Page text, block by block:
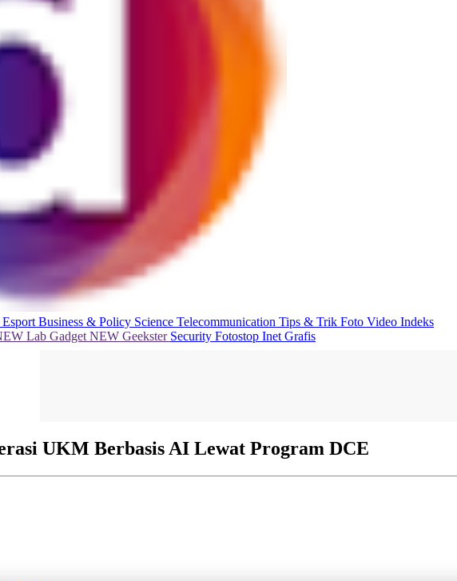
Business & Policy Science Telecommunication Tips & Trik Foto Video Indeks
Lab Gadget NEW Geekster Security Fotostop Inet Grafis
UKM Berbasis AI Lewat Program DCE